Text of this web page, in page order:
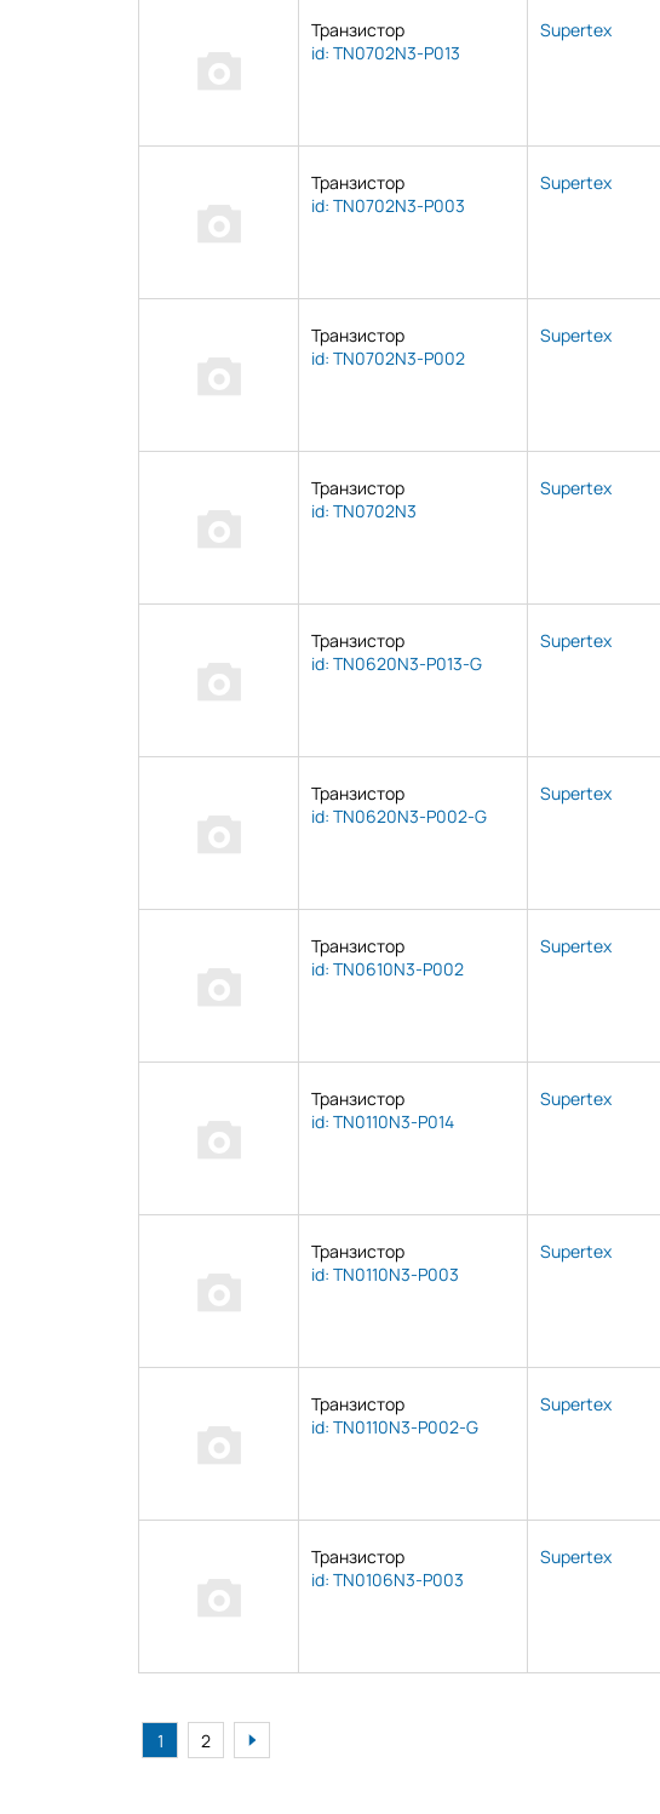
Транзистор
id: TN0702N3-P013
Supertex
Транзистор
id: TN0702N3-P003
Supertex
Транзистор
id: TN0702N3-P002
Supertex
Транзистор
id: TN0702N3
Supertex
Транзистор
id: TN0620N3-P013-G
Supertex
Транзистор
id: TN0620N3-P002-G
Supertex
Транзистор
id: TN0610N3-P002
Supertex
Транзистор
id: TN0110N3-P014
Supertex
Транзистор
id: TN0110N3-P003
Supertex
Транзистор
id: TN0110N3-P002-G
Supertex
Транзистор
id: TN0106N3-P003
Supertex
1 2